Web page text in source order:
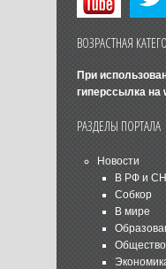
ВОЗРАСТНАЯ
При
гиперссылка на
РАЗДЕЛЫ ПОРТАЛА
Новости
В РФ и
Собкор
В мире
Общество